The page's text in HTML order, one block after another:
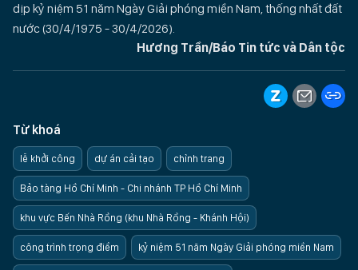
dịp kỷ niệm 51 năm Ngày Giải phóng miền Nam, thống nhất đất
nước (30/4/1975 - 30/4/2026).
Hương Trần/Báo Tin tức và Dân tộc
Từ khoá
lễ khởi công dự án cải tạo chỉnh trang
Bảo tàng Hồ Chí Minh - Chi nhánh TP Hồ Chí Minh
khu vực Bến Nhà Rồng (khu Nhà Rồng - Khánh Hội)
công trình trọng điểm kỷ niệm 51 năm Ngày Giải phóng miền Nam